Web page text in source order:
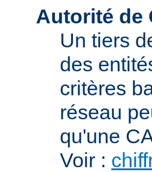
Autorité de
Un tiers
des
critères
réseau
qu'une
Voir :